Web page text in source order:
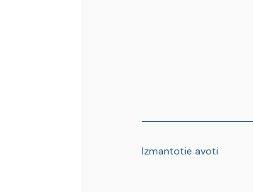
Izmantotie avoti